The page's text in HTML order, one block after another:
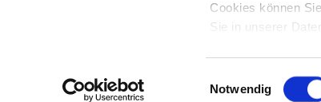
Cookies können
Sie in unserer
Einwilligungsauswahl
Notwendig
Qualitätsmanagement